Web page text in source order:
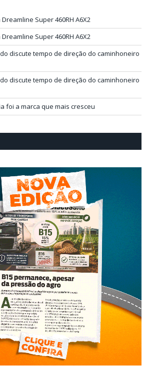
Dreamline Super 460RH A6X2
Dreamline Super 460RH A6X2
discute tempo de direção do caminhoneiro
discute tempo de direção do caminhoneiro
foi a marca que mais cresceu